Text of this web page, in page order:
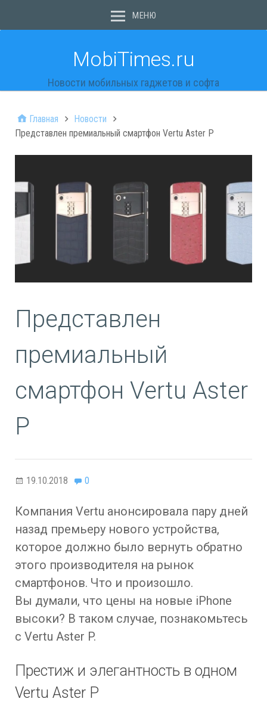
МЕНЮ
MobiTimes.ru
Новости мобильных гаджетов и софта
Главная
Новости
Представлен премиальный смартфон Vertu Aster P
Представлен
премиальный
смартфон Vertu Aster
P
19.10.2018 0
Компания Vertu анонсировала пару дней
назад премьеру нового устройства,
которое должно было вернуть обратно
этого производителя на рынок
смартфонов. Что и произошло.
Вы думали, что цены на новые iPhone
высоки? В таком случае, познакомьтесь
с Vertu Aster P.
Престиж и элегантность в одном
Vertu Aster P